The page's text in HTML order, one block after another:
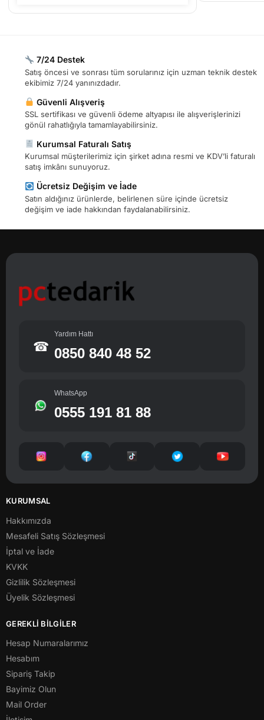
7/24 Destek
Satış öncesi ve sonrası tüm sorularınız için uzman teknik destek
ekibimiz 7/24 yanınızdadır.
Güvenli Alışveriş
SSL sertifikası ve güvenli ödeme altyapısı ile alışverişlerinizi
gönül rahatlığıyla tamamlayabilirsiniz.
Kurumsal Faturalı Satış
Kurumsal müşterilerimiz için şirket adına resmi ve KDV’li faturalı
satış imkânı sunuyoruz.
Ücretsiz Değişim ve İade
Satın aldığınız ürünlerde, belirlenen süre içinde ücretsiz
değişim ve iade hakkından faydalanabilirsiniz.
☎
Yardım Hattı
0850 840 48 52
WhatsApp
0555 191 81 88
KURUMSAL
Hakkımızda
Mesafeli Satış Sözleşmesi
İptal ve İade
KVKK
Gizlilik Sözleşmesi
Üyelik Sözleşmesi
GEREKLİ BİLGİLER
Hesap Numaralarımız
Hesabım
Sipariş Takip
Bayimiz Olun
Mail Order